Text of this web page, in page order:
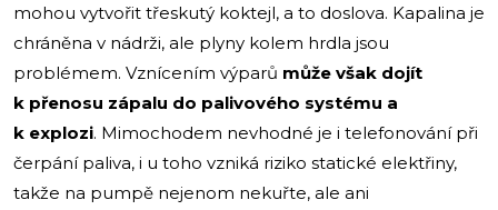
mohou vytvořit třeskutý koktejl, a to doslova. Kapalina je
chráněna v nádrži, ale plyny kolem hrdla jsou
problémem. Vznícením výparů může však dojít
k přenosu zápalu do palivového systému a
k explozi. Mimochodem nevhodné je i telefonování při
čerpání paliva, i u toho vzniká riziko statické elektřiny,
takže na pumpě nejenom nekuřte, ale ani